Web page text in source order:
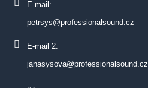
E-mail:
petrsys@professionalsound.cz
E-mail 2:
janasysova@professionalsound.cz